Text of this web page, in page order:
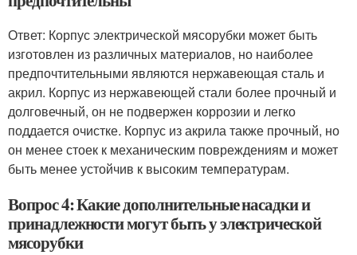
Ответ: Корпус электрической мясорубки может быть
изготовлен из различных материалов, но наиболее
предпочтительными являются нержавеющая сталь и
акрил. Корпус из нержавеющей стали более прочный и
долговечный, он не подвержен коррозии и легко
поддается очистке. Корпус из акрила также прочный, но
он менее стоек к механическим повреждениям и может
быть менее устойчив к высоким температурам.
Вопрос 4: Какие дополнительные насадки и
принадлежности могут быть у электрической
мясорубки